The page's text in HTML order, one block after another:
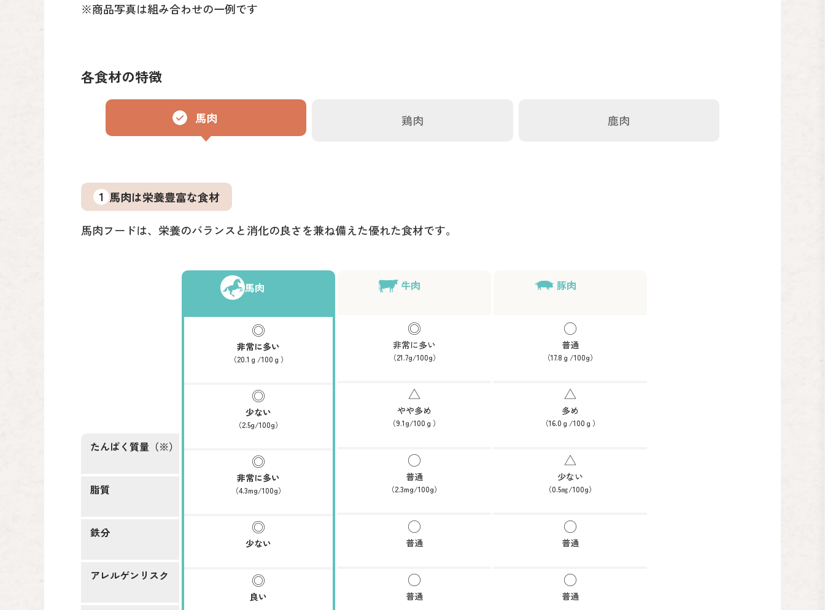
※商品写真は組み合わせの一例です
各食材の特徴
馬肉 鶏肉 鹿肉
1 馬肉は栄養豊富な食材
馬肉フードは、栄養のバランスと消化の良さを兼ね備えた優れた食材です。
たんぱく質量（※）
脂質
鉄分
アレルゲンリスク
馬肉
非常に多い
（20.1ｇ/100ｇ）
少ない
（2.5g/100g）
非常に多い
（4.3mg/100g）
少ない
良い
牛肉
非常に多い
（21.7g/100g）
やや多め
（9.1g/100ｇ）
普通
（2.3mg/100g）
普通
普通
豚肉
普通
（17.8ｇ/100g）
多め
（16.0ｇ/100ｇ）
少ない
（0.5㎎/100g）
普通
普通